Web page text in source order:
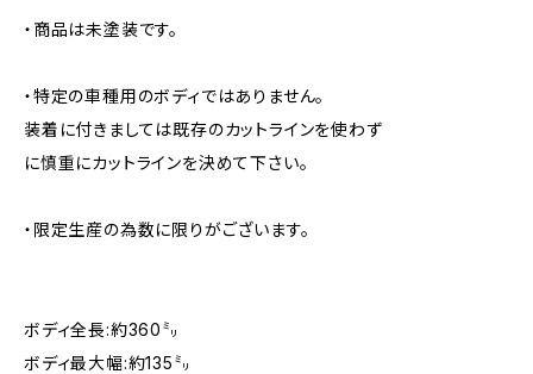
・商品は未塗装です。
・特定の車種用のボディではありません。
装着に付きましては既存のカットラインを使わず
に慎重にカットラインを決めて下さい。
・限定生産の為数に限りがございます。
ボディ全長:約360㍉
ボディ最大幅:約135㍉